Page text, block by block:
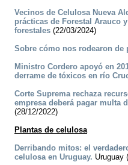
Vecinos de Celulosa Nueva
prácticas de Forestal Arauco
forestales (22/03/2024)
Sobre cómo nos rodearon de
Ministro Cordero apoyó en
derrame de tóxicos en río
Corte Suprema rechaza
empresa deberá pagar multa
(28/12/2022)
Plantas de celulosa
Derribando mitos: el
celulosa en Uruguay. Uruguay